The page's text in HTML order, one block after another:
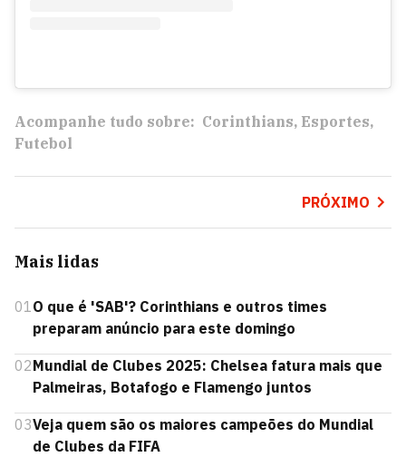
Acompanhe tudo sobre: Corinthians Esportes
Futebol
PRÓXIMO
Mais lidas
01O que é 'SAB'? Corinthians e outros times
preparam anúncio para este domingo
02Mundial de Clubes 2025: Chelsea fatura mais que
Palmeiras, Botafogo e Flamengo juntos
03Veja quem são os maiores campeões do Mundial
de Clubes da FIFA